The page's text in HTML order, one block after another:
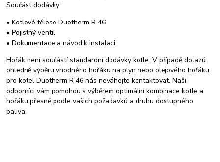
Součást dodávky
• Kotlové těleso Duotherm R 46
• Pojistný ventil
• Dokumentace a návod k instalaci
Hořák není součástí standardní dodávky kotle. V případě dotazů
ohledně výběru vhodného hořáku na plyn nebo olejového hořáku
pro kotel Duotherm R 46 nás neváhejte kontaktovat. Naši
odborníci vám pomohou s výběrem optimální kombinace kotle a
hořáku přesně podle vašich požadavků a druhu dostupného
paliva.